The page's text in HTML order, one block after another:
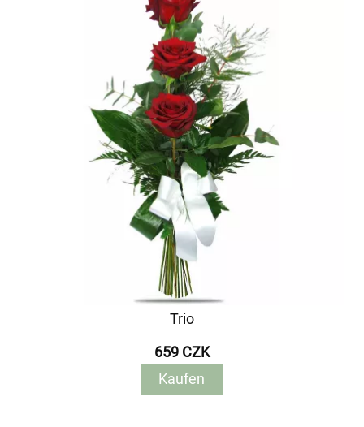
Trio
659 CZK
Kaufen